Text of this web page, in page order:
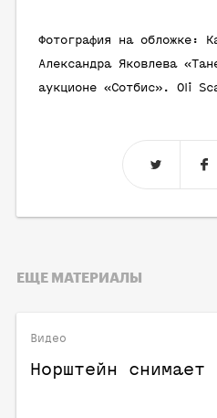
Фотография на обложке:
Александра Яковлева
аукционе «Сотбис». Oli
ЕЩЕ МАТЕРИАЛЫ
Видео
Норштейн снимает